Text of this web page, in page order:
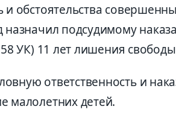
и обстоятельства
назначил подсудимому
УК) 11 лет лишения
ответственность и
малолетних детей.